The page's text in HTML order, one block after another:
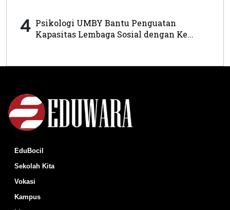
4 Psikologi UMBY Bantu Penguatan
Kapasitas Lembaga Sosial dengan Ke...
EduBocil
Sekolah Kita
Vokasi
Kampus